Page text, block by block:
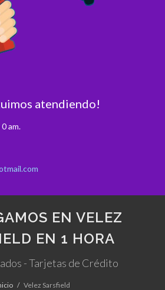
atendiendo!
am.
EN VELEZ
EN 1 HORA
- Tarjetas de Crédito
Velez Sarsfield